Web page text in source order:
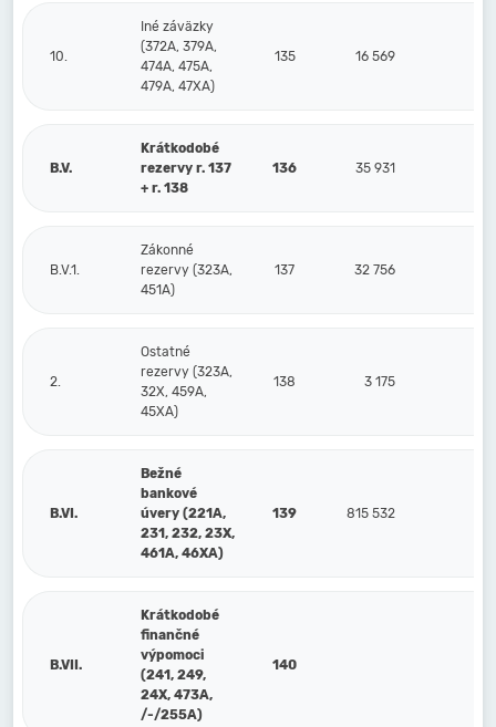
10.
Iné záväzky
(372A, 379A,
474A, 475A,
479A, 47XA)
135 16 569
B.V.
Krátkodobé
rezervy r. 137
+ r. 138
136 35 931
B.V.1.
Zákonné
rezervy (323A,
451A)
137 32 756
2.
Ostatné
rezervy (323A,
32X, 459A,
45XA)
138 3 175
B.VI.
Bežné
bankové
úvery (221A,
231, 232, 23X,
461A, 46XA)
139 815 532
B.VII.
Krátkodobé
finančné
výpomoci
(241, 249,
24X, 473A,
/-/255A)
140